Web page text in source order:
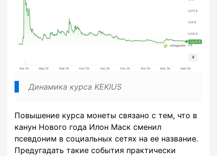
Динамика курса KEKIUS
Повышение курса монеты связано с тем, что в
канун Нового года Илон Маск сменил
псевдоним в социальных сетях на ее название.
Предугадать такие события практически